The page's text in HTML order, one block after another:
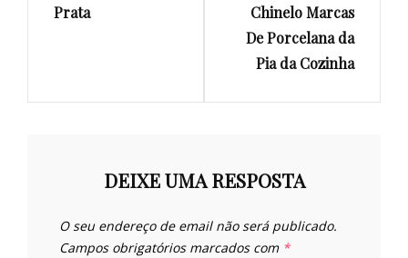
Prata
Chinelo Marcas
De Porcelana da
Pia da Cozinha
DEIXE UMA RESPOSTA
O seu endereço de email não será publicado.
Campos obrigatórios marcados com *